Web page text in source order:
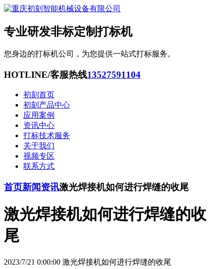
专业研发非标定制打标机
您身边的打标机公司，为您提供一站式打标服务。
HOTLINE/客服热线13527591104
初刻首页
初刻产品中心
应用案例
资讯中心
打标技术服务
关于我们
视频专区
联系方式
首页新闻资讯激光焊接机如何进行焊缝的收尾
激光焊接机如何进行焊缝的收
尾
2023/7/21 0:00:00 激光焊接机如何进行焊缝的收尾